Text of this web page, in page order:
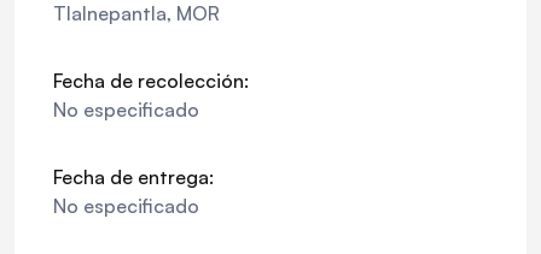
Tlalnepantla, MOR
Fecha de recolección:
No especificado
Fecha de entrega:
No especificado